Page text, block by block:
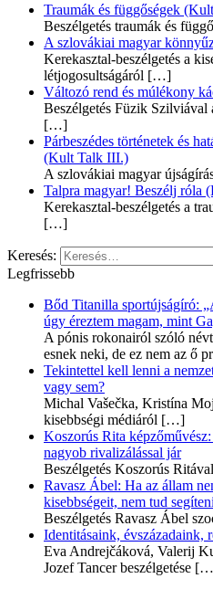
Traumák és függőségek
Beszélgetés traumák és
A szlovákiai magyar
Kerekasztal-beszélgetés a
létjogosultságáról […]
Változó rend és múlékony
Beszélgetés Füzik Szilviával
[…]
Párbeszédes történetek és
(Kult Talk III.)
A szlovákiai magyar
Talpra magyar! Beszélj róla
Kerekasztal-beszélgetés a
[…]
Keresés:
Legfrissebb
Bőd Titanilla sportújságíró:
úgy éreztem magam, mint
A pónis rokonairól szóló
esnek neki, de ez nem az ő
Tekintettel kell lenni a
vagy sem?
Michal Vašečka, Kristína
kisebbségi médiáról […]
Koszorús Rita
nagyob rivalizálással jár
Beszélgetés Koszorús Ritával
Ravasz Ábel: Ha az állam
kisebbségeit, nem tud
Beszélgetés Ravasz Ábel
Identitásaink, évszázadaink,
Eva Andrejčáková, Valerij
Jozef Tancer beszélgetése